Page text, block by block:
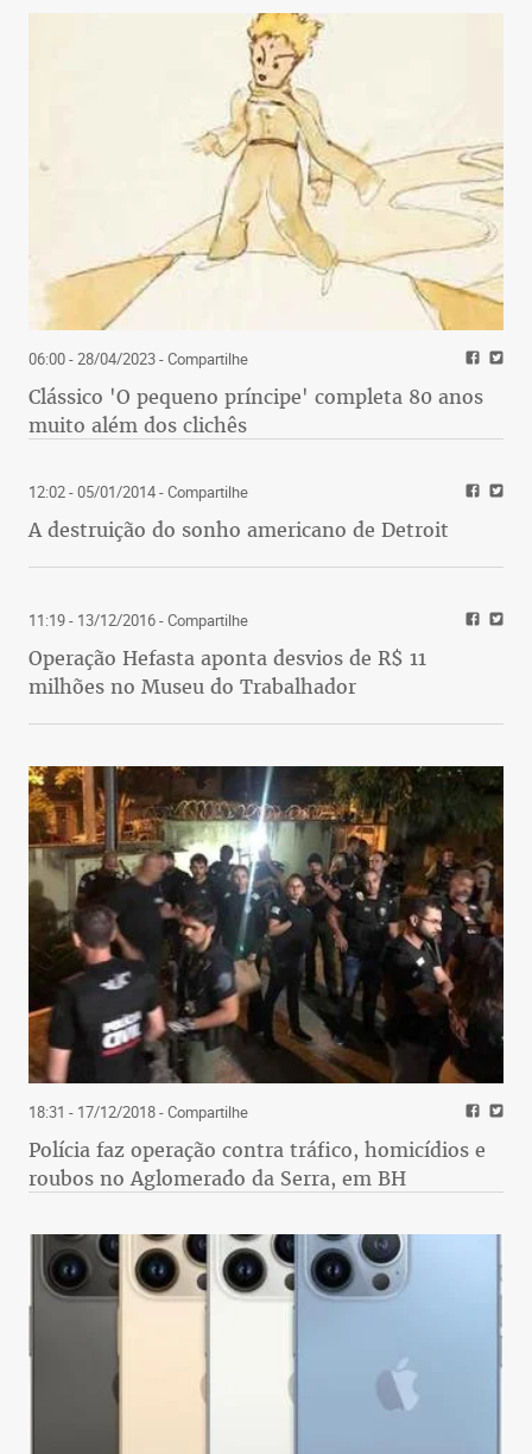
06:00 - 28/04/2023- Compartilhe
Clássico 'O pequeno príncipe' completa 80 anos
muito além dos clichês
12:02 - 05/01/2014- Compartilhe
A destruição do sonho americano de Detroit
11:19 - 13/12/2016- Compartilhe
Operação Hefasta aponta desvios de R$ 11
milhões no Museu do Trabalhador
18:31 - 17/12/2018- Compartilhe
Polícia faz operação contra tráfico, homicídios e
roubos no Aglomerado da Serra, em BH